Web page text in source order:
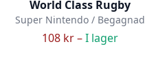
World Class Rugby
Super Nintendo / Begagnad
108 kr –I lager